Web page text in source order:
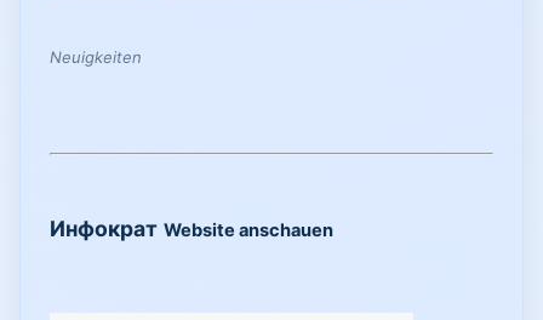
Neuigkeiten
Инфократ Website anschauen